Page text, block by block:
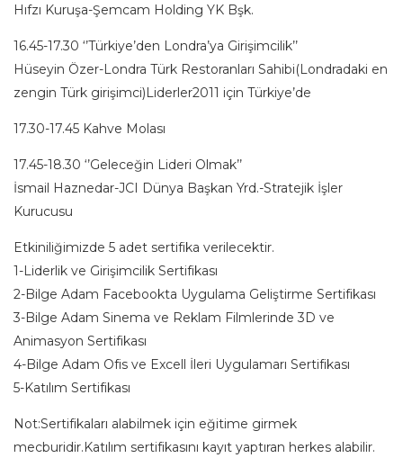
Hıfzı Kuruşa-Şemcam Holding YK Bşk.
16.45-17.30 ‘’Türkiye’den Londra’ya Girişimcilik’’
Hüseyin Özer-Londra Türk Restoranları Sahibi(Londradaki en
zengin Türk girişimci)Liderler2011 için Türkiye’de
17.30-17.45 Kahve Molası
17.45-18.30 ‘’Geleceğin Lideri Olmak’’
İsmail Haznedar-JCI Dünya Başkan Yrd.-Stratejik İşler
Kurucusu
Etkiniliğimizde 5 adet sertifika verilecektir.
1-Liderlik ve Girişimcilik Sertifikası
2-Bilge Adam Facebookta Uygulama Geliştirme Sertifikası
3-Bilge Adam Sinema ve Reklam Filmlerinde 3D ve
Animasyon Sertifikası
4-Bilge Adam Ofis ve Excell İleri Uygulamarı Sertifikası
5-Katılım Sertifikası
Not:Sertifikaları alabilmek için eğitime girmek
mecburidir.Katılım sertifikasını kayıt yaptıran herkes alabilir.